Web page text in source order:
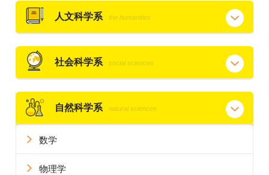
人文科学系 the humanities
社会科学系 social sciences
自然科学系 natural sciences
数学
物理学